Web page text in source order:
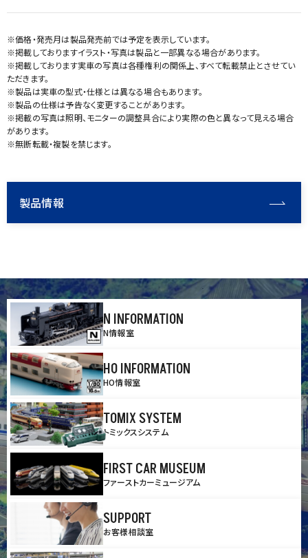
※価格・発売月は製品発売前では予定を表示しています。
※掲載しておりますイラスト・写真は製品と一部異なる場合があります。
※掲載しております実車の写真は各種権利の関係上、すべて転載禁止とさせてい
ただきます。
※製品は実車の型式・仕様とは異なる場合もあります。
※製品の仕様は予告なく変更することがあります。
※掲載の写真は照明、モニターの調整具合により実際の色と異なって見える場合
があります。
※無断転載・複製を禁じます。
製品情報
N INFORMATION
N情報室
HO INFORMATION
HO情報室
TOMIX SYSTEM
トミックスシステム
FIRST CAR MUSEUM
ファーストカーミュージアム
SUPPORT
お客様相談室